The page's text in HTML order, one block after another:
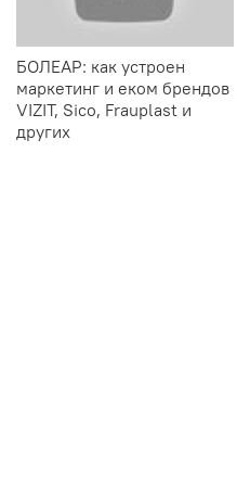
БОЛЕАР: как устроен
маркетинг и еком брендов
VIZIT, Sico, Frauplast и
других